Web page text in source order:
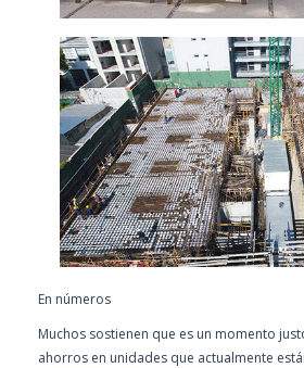
En números
Muchos sostienen que es un momento
ahorros en unidades que actualmente